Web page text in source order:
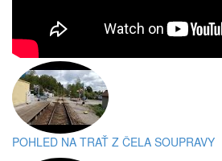
POHLED NA TRAŤ Z ČELA SOUPRAVY